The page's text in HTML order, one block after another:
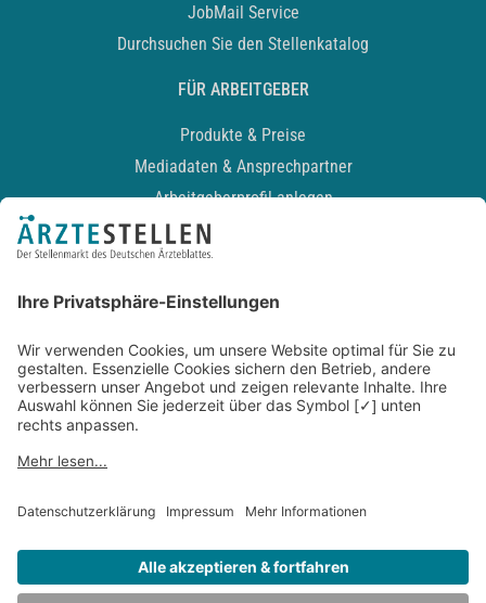
JobMail Service
Durchsuchen Sie den Stellenkatalog
FÜR ARBEITGEBER
Produkte & Preise
Mediadaten & Ansprechpartner
Arbeitgeberprofil anlegen
Recruiting-Podcast
Kontakt
Datenschutz
Newsletter